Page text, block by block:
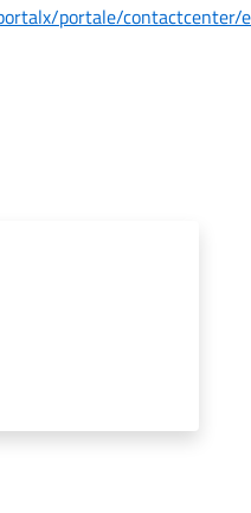
portale/contactcenter/